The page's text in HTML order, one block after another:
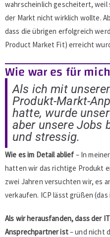
wahrscheinlich gescheitert, weil
der Markt nicht wirklich wollte.
dass die übrigen erfolgreich
Product Market Fit) erreicht
Wie war es für
Als ich mit
Produkt-Markt-
hatte, wurde
aber unsere Jobs
und stressig.
Wie es im Detail ablief – In
hatten wir das richtige Produkt
zwei Jahren versuchten wir, es
verkaufen. ICP lässt grüßen (das
Als wir herausfanden, dass der
Ansprechpartner ist– und nicht